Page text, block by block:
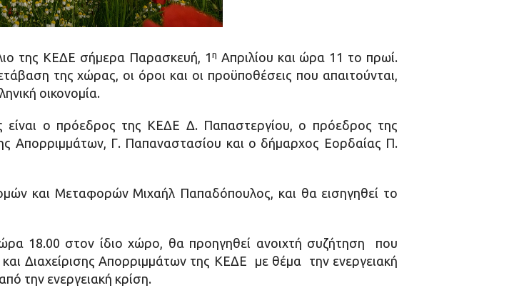
της ΚΕΔΕ σήμερα Παρασκευή, 1η Απριλίου και ώρα 11 το πρωί.
της χώρας, οι όροι και οι προϋποθέσεις που απαιτούνται,
οικονομία.
είναι ο πρόεδρος της ΚΕΔΕ Δ. Παπαστεργίου, ο πρόεδρος της
Απορριμμάτων, Γ. Παπαναστασίου και ο δήμαρχος Εορδαίας Π.
και Μεταφορών Μιχαήλ Παπαδόπουλος, και θα εισηγηθεί το
18.00 στον ίδιο χώρο, θα προηγηθεί ανοιχτή συζήτηση που
Διαχείρισης Απορριμμάτων της ΚΕΔΕ με θέμα την ενεργειακή
την ενεργειακή κρίση.